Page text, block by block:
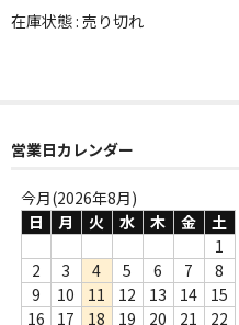
その他
Webのみ no.1
Webのみ no.2
Webのみ no.4
在庫状態 : 売り切れ
営業日カレンダー
今月(2026年8月)
日
月 火 水 木 金
土
1
2
3 4 5 6 7
8
9
10 11 12 13 14
15
16
17 18 19 20 21
22